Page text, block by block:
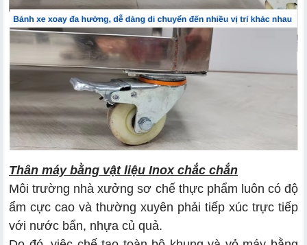
Thân máy bằng vật liệu Inox chắc chắn
Môi trường nhà xưởng sơ chế thực phẩm luôn có độ
ẩm cực cao và thường xuyên phải tiếp xúc trực tiếp
với nước bẩn, nhựa củ quả.